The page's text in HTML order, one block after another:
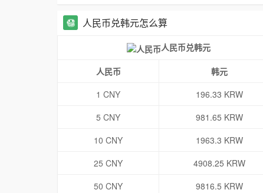
人民币兑韩元怎么算
人民币兑韩元
人民币 韩元
1 CNY
196.33 KRW
5 CNY
981.65 KRW
10 CNY
1963.3 KRW
25 CNY
4908.25 KRW
50 CNY
9816.5 KRW